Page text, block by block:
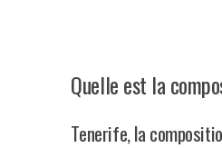
Quelle est la
Tenerife, la